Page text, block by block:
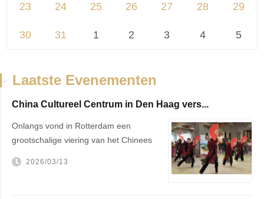
23 24 25 26 27 28 29
30 31 1 2 3 4 5
- Laatste Evenementen
China Cultureel Centrum in Den Haag vers...
Onlangs vond in Rotterdam een
grootschalige viering van het Chinees
2026/03/13